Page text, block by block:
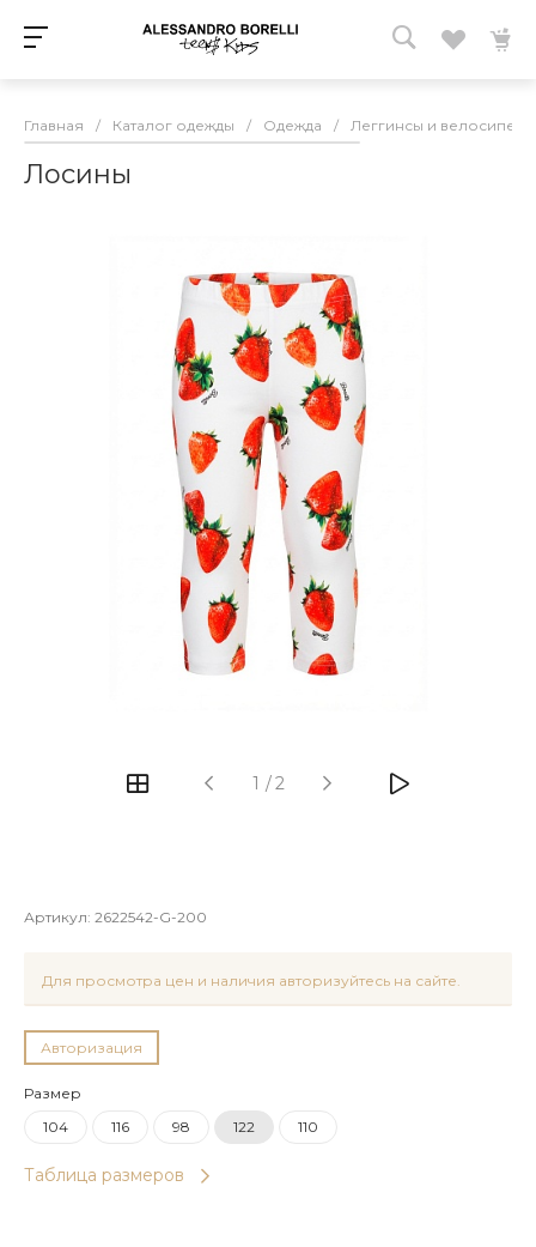
Главная / Каталог одежды / Одежда / Леггинсы и
Лосины
1 /2
Артикул: 2622542-G-200
Для просмотра цен и наличия авторизуйтесь на сайте.
Авторизация
Размер
104
116 98 122 110
Таблица размеров